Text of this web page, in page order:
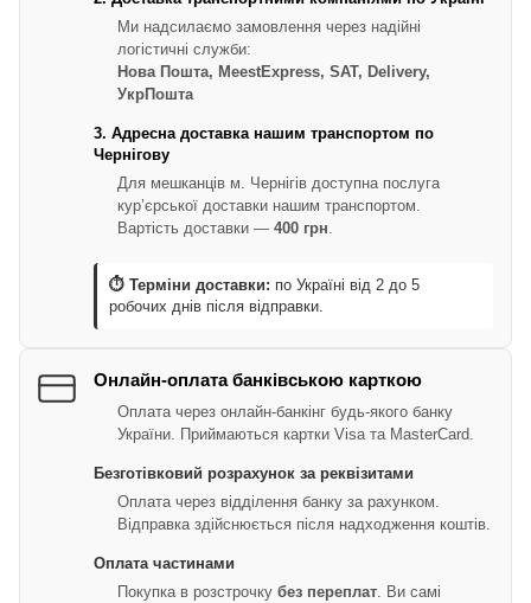
Ми надсилаємо замовлення через надійні
логістичні служби:
Нова Пошта, MeestExpress, SAT, Delivery,
УкрПошта
3. Адресна доставка нашим транспортом по
Чернігову
Для мешканців м. Чернігів доступна послуга
кур’єрської доставки нашим транспортом.
Вартість доставки — 400 грн
⏱ Терміни доставки: по Україні від 2 до 5
робочих днів після відправки.
Онлайн-оплата банківською карткою
Оплата через онлайн-банкінг будь-якого банку
України. Приймаються картки Visa та MasterCard.
Безготівковий розрахунок за реквізитами
Оплата через відділення банку за рахунком.
Відправка здійснюється після надходження коштів.
Оплата частинами
Покупка в розстрочку без переплат . Ви самі